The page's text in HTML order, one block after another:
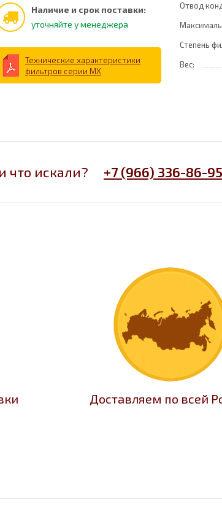
Наличие и срок поставки:
уточняйте у менеджера
Технические характеристики
фильтров серии MX
Отвод
Степень
Вес:
что искали? +7 (966) 336-86-95
Доставляем по всей